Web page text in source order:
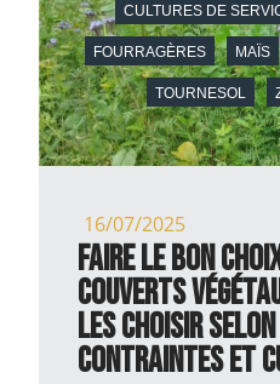
CULTURES DE
FOURRAGÈRES MAÏS
TOURNESOL
16/07/2025
Faire le bon
couverts
les choisir
contraintes et